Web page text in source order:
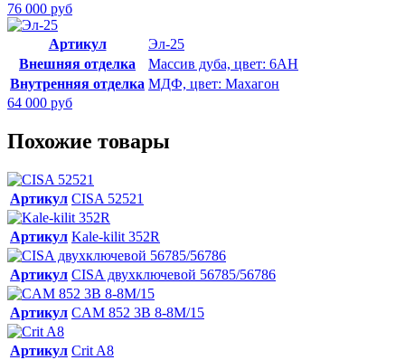
76 000 руб
Артикул
Эл-25
Внешняя отделка
Массив дуба, цвет: 6АН
Внутренняя отделка МДФ, цвет: Махагон
64 000 руб
Похожие товары
Артикул CISA 52521
Артикул Kale-kilit 352R
Артикул CISA двухключевой 56785/56786
Артикул CAM 852 3В 8-8М/15
Артикул Crit A8